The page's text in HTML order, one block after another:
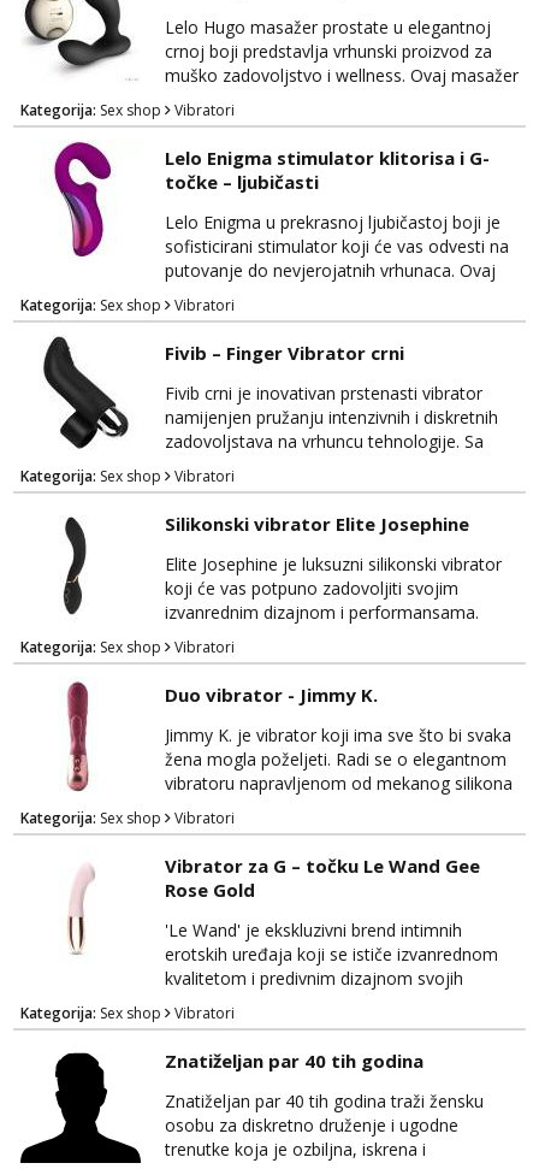
visokokvalitetnog, tijelu prijateljskog silikona,
Sparkling Isabella nudi nježnu teksturu i
sigurnost ...
Lelo Hugo masažer prostate u elegantnoj
crnoj boji predstavlja vrhunski proizvod za
muško zadovoljstvo i wellness. Ovaj masažer
dizajniran je za pružanje dubokih i intenzivnih
senzacija, istovremeno ciljajući prostati i
perineum, kako biste postigli nevjerojatno
zadovoljstvo i relaksaciju. Hugo se izdvaja po
svom sofisticiranom dizajnu i vrhunskim
materijalima, što uključuje siguran silikon koj...
Kategorija: Sex shop Vibratori
Lelo Enigma stimulator klitorisa i G-
točke – ljubičasti
Lelo Enigma u prekrasnoj ljubičastoj boji je
sofisticirani stimulator koji će vas odvesti na
putovanje do nevjerojatnih vrhunaca. Ovaj
luksuzni uređaj kombinira stimulaciju klitorisa i
G-točke kako biste doživjeli duboko
zadovoljstvo i senzacije koje nikada prije niste
iskusili. Dizajniran je s najvišim standardima
kvalitete i udobnosti, koristeći siguran silikon
koji je nježan na dodir i prija...
Kategorija: Sex shop Vibratori
Fivib – Finger Vibrator crni
Fivib crni je inovativan prstenasti vibrator
namijenjen pružanju intenzivnih i diskretnih
zadovoljstava na vrhuncu tehnologije. Sa
svojim elegantnim dizajnom i crnom bojom,
ovaj prstenasti vibrator će dodati dozu
luksuza vašem intimnom iskustvu.
Jednostavan za upotrebu, Fivib se stavlja na
prst poput prstena, omogućavajući vam
potpunu kontrolu nad svojim senzualnim
putovanjem. Nježan i baršunas...
Kategorija: Sex shop Vibratori
Silikonski vibrator Elite Josephine
Elite Josephine je luksuzni silikonski vibrator
koji će vas potpuno zadovoljiti svojim
izvanrednim dizajnom i performansama.
Izrađen od visokokvalitetnog silikona, nježnog
na dodir i sigurnog za tijelo, ovaj vibrator
pruža nevjerojatno realistično iskustvo.
Njegova ergonomska forma omogućuje lako
rukovanje i ciljano usmjeravanje za
maksimalnu stimulaciju. Elite Josephine dolazi
s raznovrsnim br...
Kategorija: Sex shop Vibratori
Duo vibrator - Jimmy K.
Jimmy K. je vibrator koji ima sve što bi svaka
žena mogla poželjeti. Radi se o elegantnom
vibratoru napravljenom od mekanog silikona
koji je vodootporan i dolazi s posebnim
nastavkom za stimulaciju klitorisa. U samom
vibratoru nalaze se dva odvojena motora koji
omogućuju izbor između 10 različitih načina
vibriranja.
Kategorija: Sex shop Vibratori
Vibrator za G – točku Le Wand Gee
Rose Gold
'Le Wand' je ekskluzivni brend intimnih
erotskih uređaja koji se ističe izvanrednom
kvalitetom i predivnim dizajnom svojih
proizvoda. Njihovi proizvodi izrađeni su
isključivo od najkvalitetnijih materijala poput
silikona i metala, koji su potpuno sigurni za
vaše tijelo. Le Wand Gee Rose Gold je
vibrator kompaktnih dimenzija s ravnim
vrhom, dizajniran kako bi pružio besprijekornu
stimulaciju vaš...
Kategorija: Sex shop Vibratori
Znatiželjan par 40 tih godina
Znatiželjan par 40 tih godina traži žensku
osobu za diskretno druženje i ugodne
trenutke koja je ozbiljna, iskrena i